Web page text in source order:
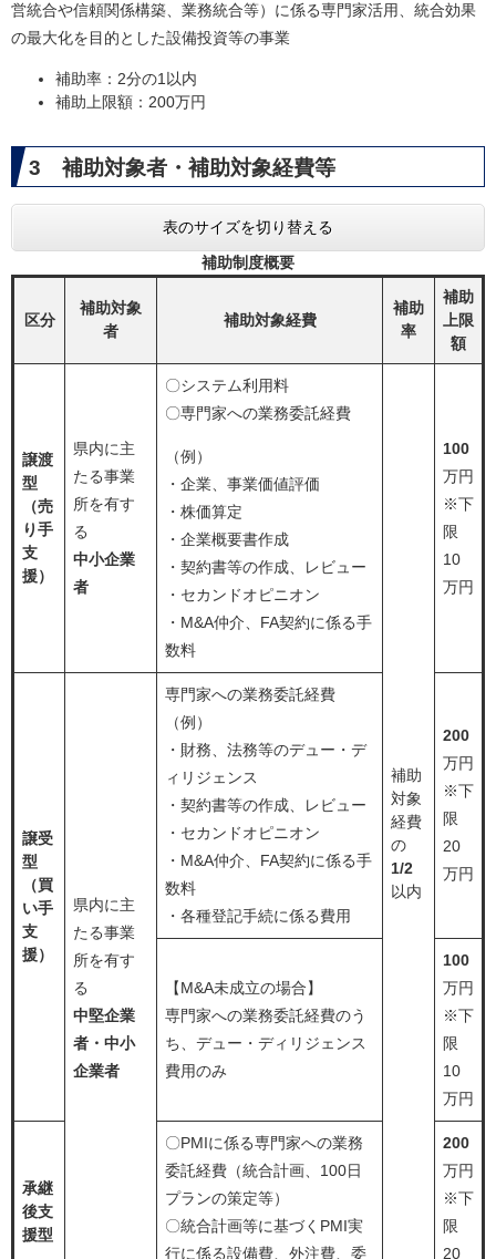
営統合や信頼関係構築、業務統合等）に係る専門家活用、統合効果
の最大化を目的とした設備投資等の事業
補助率：2分の1以内
補助上限額：200万円
3 補助対象者・補助対象経費等
表のサイズを切り替える
補助制度概要
区分
補助対象
者
補助対象経費
補助
率
補助
上限
額
譲渡
型
（売
り手
支
援）
県内に主
たる事業
所を有す
る
中小企業
者
〇システム利用料
〇専門家への業務委託経費
（例）
・企業、事業価値評価
・株価算定
・企業概要書作成
・契約書等の作成、レビュー
・セカンドオピニオン
・M&A仲介、FA契約に係る手
数料
補助
対象
経費
の
1/2
以内
100
万円
※下
限
10
万円
譲受
型
（買
い手
支
援）
県内に主
たる事業
所を有す
る
中堅企業
者・中小
企業者
専門家への業務委託経費
（例）
・財務、法務等のデュー・デ
ィリジェンス
・契約書等の作成、レビュー
・セカンドオピニオン
・M&A仲介、FA契約に係る手
数料
・各種登記手続に係る費用
200
万円
※下
限
20
万円
【M&A未成立の場合】
専門家への業務委託経費のう
ち、デュー・ディリジェンス
費用のみ
100
万円
※下
限
10
万円
承継
後支
援型
〇PMIに係る専門家への業務
委託経費（統合計画、100日
プランの策定等）
〇統合計画等に基づくPMI実
行に係る設備費、外注費、委
200
万円
※下
限
20